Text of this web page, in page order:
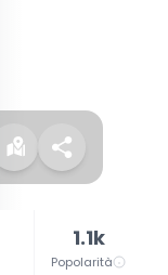
1.1k
Popolarità